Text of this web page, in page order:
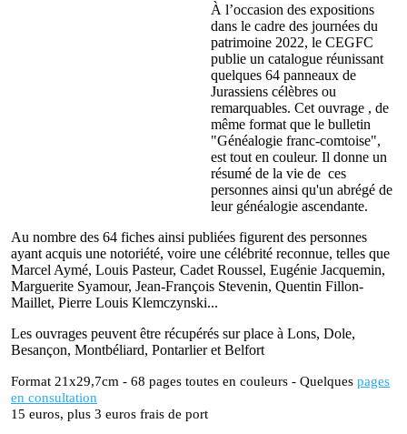
À l’occasion des expositions
dans le cadre des journées du
patrimoine 2022, le CEGFC
publie un catalogue réunissant
quelques 64 panneaux de
Jurassiens célèbres ou
remarquables. Cet ouvrage , de
même format que le bulletin
"Généalogie franc-comtoise",
est tout en couleur. Il donne un
résumé de la vie de ces
personnes ainsi qu'un abrégé de
leur généalogie ascendante.
Au nombre des 64 fiches ainsi publiées figurent des personnes
ayant acquis une notoriété, voire une célébrité reconnue, telles que
Marcel Aymé, Louis Pasteur, Cadet Roussel, Eugénie Jacquemin,
Marguerite Syamour, Jean-François Stevenin, Quentin Fillon-
Maillet, Pierre Louis Klemczynski...
Les ouvrages peuvent être récupérés sur place à Lons, Dole,
Besançon, Montbéliard, Pontarlier et Belfort
Format 21x29,7cm - 68 pages toutes en couleurs - Quelques pages
en consultation
15 euros, plus 3 euros frais de port